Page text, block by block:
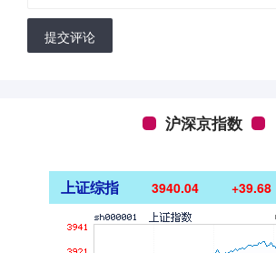
提交评论
沪深京指数
上证综指 3940.04 +39.68